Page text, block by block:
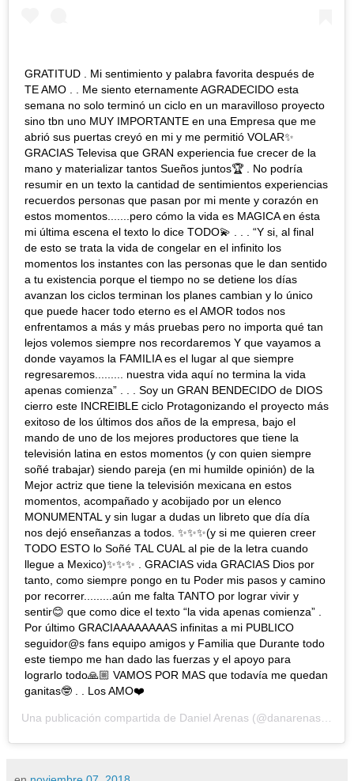
GRATITUD . Mi sentimiento y palabra favorita después de
TE AMO . . Me siento eternamente AGRADECIDO esta
semana no solo terminó un ciclo en un maravilloso proyecto
sino tbn uno MUY IMPORTANTE en una Empresa que me
abrió sus puertas creyó en mi y me permitió VOLAR✨
GRACIAS Televisa que GRAN experiencia fue crecer de la
mano y materializar tantos Sueños juntos🏆 . No podría
resumir en un texto la cantidad de sentimientos experiencias
recuerdos personas que pasan por mi mente y corazón en
estos momentos.......pero cómo la vida es MAGICA en ésta
mi última escena el texto lo dice TODO💫 . . . “Y si, al final
de esto se trata la vida de congelar en el infinito los
momentos los instantes con las personas que le dan sentido
a tu existencia porque el tiempo no se detiene los días
avanzan los ciclos terminan los planes cambian y lo único
que puede hacer todo eterno es el AMOR todos nos
enfrentamos a más y más pruebas pero no importa qué tan
lejos volemos siempre nos recordaremos Y que vayamos a
donde vayamos la FAMILIA es el lugar al que siempre
regresaremos......... nuestra vida aquí no termina la vida
apenas comienza” . . . Soy un GRAN BENDECIDO de DIOS
cierro este INCREIBLE ciclo Protagonizando el proyecto más
exitoso de los últimos dos años de la empresa, bajo el
mando de uno de los mejores productores que tiene la
televisión latina en estos momentos (y con quien siempre
soñé trabajar) siendo pareja (en mi humilde opinión) de la
Mejor actriz que tiene la televisión mexicana en estos
momentos, acompañado y acobijado por un elenco
MONUMENTAL y sin lugar a dudas un libreto que día día
nos dejó enseñanzas a todos. ✨✨✨(y si me quieren creer
TODO ESTO lo Soñé TAL CUAL al pie de la letra cuando
llegue a Mexico)✨✨✨ . GRACIAS vida GRACIAS Dios por
tanto, como siempre pongo en tu Poder mis pasos y camino
por recorrer.........aún me falta TANTO por lograr vivir y
sentir😊 que como dice el texto “la vida apenas comienza” .
Por último GRACIAAAAAAAAS infinitas a mi PUBLICO
seguidor@s fans equipo amigos y Familia que Durante todo
este tiempo me han dado las fuerzas y el apoyo para
lograrlo todo🙏🏼 VAMOS POR MAS que todavía me quedan
ganitas🤓 . . Los AMO❤️
Una publicación compartida de Daniel Arenas (@danarenas) el